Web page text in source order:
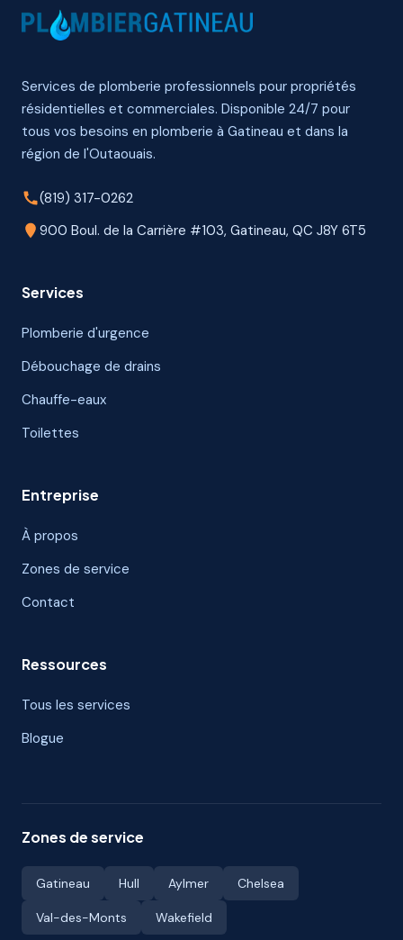
Services de plomberie professionnels pour propriétés
résidentielles et commerciales. Disponible 24/7 pour
tous vos besoins en plomberie à Gatineau et dans la
région de l'Outaouais.
(819) 317-0262
900 Boul. de la Carrière #103, Gatineau, QC J8Y 6T5
Services
Plomberie d'urgence
Débouchage de drains
Chauffe-eaux
Toilettes
Entreprise
À propos
Zones de service
Contact
Ressources
Tous les services
Blogue
Zones de service
Gatineau Hull Aylmer Chelsea
Val-des-Monts Wakefield